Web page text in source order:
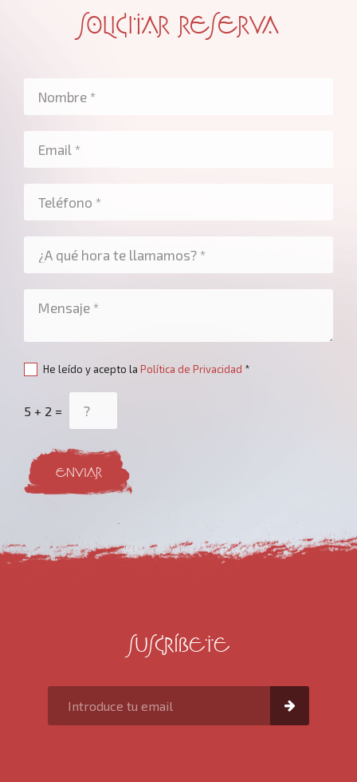
SOLICITAR RESERVA
He leído y acepto la Política de Privacidad *
5 + 2 =
ENVIAR
SUSCRÍBETE